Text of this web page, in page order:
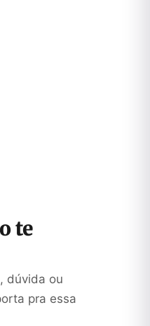
te
dúvida ou
pra essa